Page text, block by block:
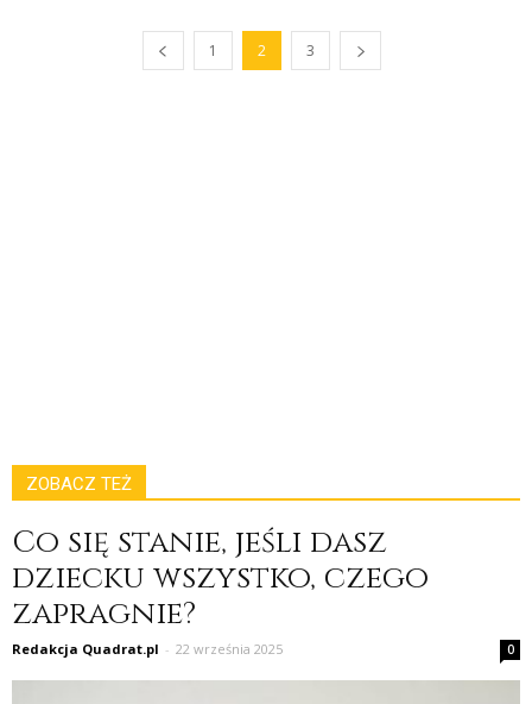
1 2 3
ZOBACZ TEŻ
Co się stanie, jeśli dasz
dziecku wszystko, czego
zapragnie?
Redakcja Quadrat.pl - 22 września 2025 0